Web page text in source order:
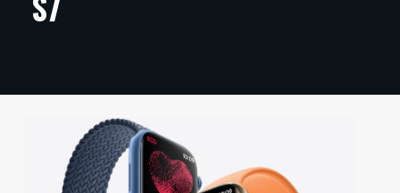
ARTIKKELIT
TECHBBS